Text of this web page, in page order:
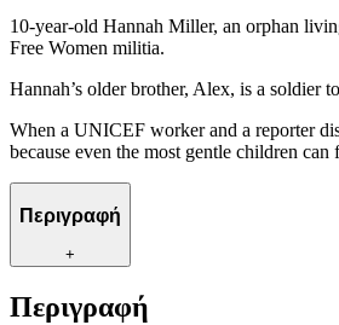
10-year-old Hannah Miller, an orphan
Free Women militia.
Hannah’s older brother, Alex, is a soldier
When a UNICEF worker and a reporter
because even the most gentle children
Περιγραφή
+
Περιγραφή